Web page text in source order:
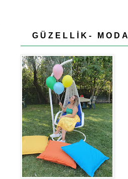
GÜZELLİK- MODA